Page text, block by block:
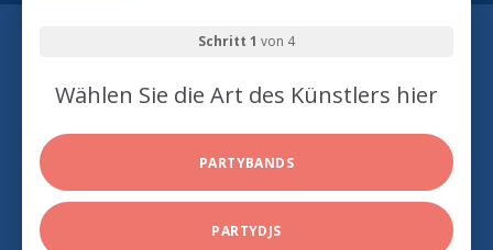
Schritt 1 von 4
Wählen Sie die Art des Künstlers hier
PARTYBANDS
PARTYDJS